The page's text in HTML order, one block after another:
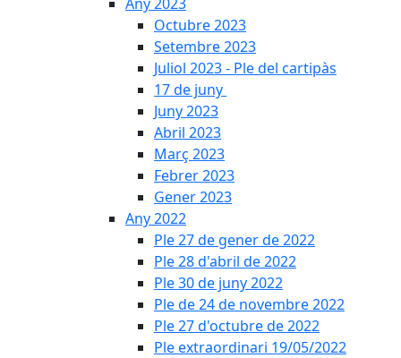
Octubre 2023
Setembre 2023
Juliol 2023 - Ple del cartipàs
17 de juny
Juny 2023
Abril 2023
Març 2023
Febrer 2023
Gener 2023
Any 2022
Ple 27 de gener de 2022
Ple 28 d'abril de 2022
Ple 30 de juny 2022
Ple de 24 de novembre 2022
Ple 27 d'octubre de 2022
Ple extraordinari 19/05/2022